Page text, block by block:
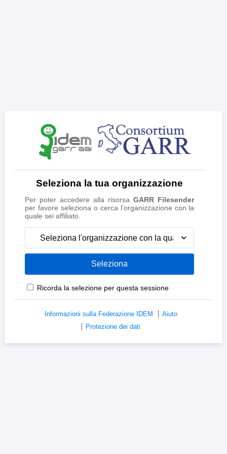
Seleziona la tua organizzazione
Per poter accedere alla risorsaGARR Filesender
per favore seleziona o cerca l'organizzazione con la
quale sei affiliato.
Seleziona l'organizzazione con la quale sei affiliato
Ricorda la selezione per questa sessione
Informazioni sulla Federazione IDEM
Aiuto
Protezione dei dati